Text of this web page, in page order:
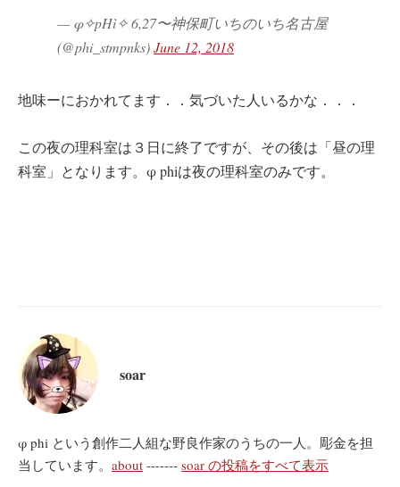
— φ✧pHì✧ 6,27〜神保町いちのいち名古屋
(@phi_stmpnks)June 12, 2018
地味ーにおかれてます．．気づいた人いるかな．．．
この夜の理科室は３日に終了ですが、その後は「昼の理
科室」となります。φ phiは夜の理科室のみです。
soar
φ phi という創作二人組な野良作家のうちの一人。彫金を担
当しています。 about ------- soar の投稿をすべて表示